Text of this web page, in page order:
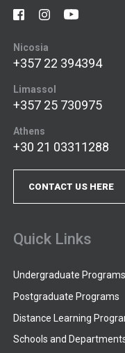
Nicosia
+357 22 394394
Limassol
+357 25 730975
Athens
+30 21 03311288
CONTACT US HERE
Quick Links
Undergraduate Programs
Postgraduate Programs
Distance Learning
Schools and